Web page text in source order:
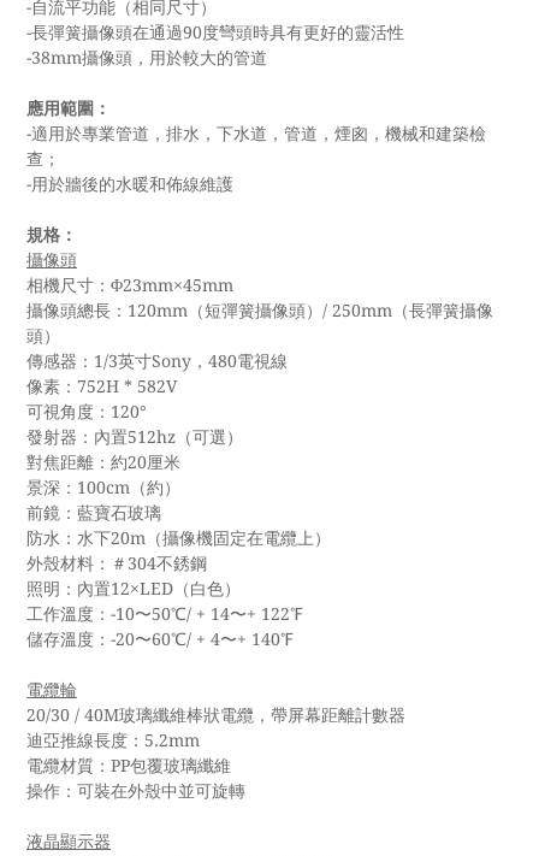
-自流平功能（相同尺寸）
-長彈簧攝像頭在通過90度彎頭時具有更好的靈活性
-38mm攝像頭，用於較大的管道
應用範圍：
-適用於專業管道，排水，下水道，管道，煙囪，機械和建築檢
查；
-用於牆後的水暖和佈線維護
規格：
攝像頭
相機尺寸：Φ23mm×45mm
攝像頭總長：120mm（短彈簧攝像頭）/ 250mm（長彈簧攝像
頭）
傳感器：1/3英寸Sony，480電視線
像素：752H * 582V
可視角度：120°
發射器：內置512hz（可選）
對焦距離：約20厘米
景深：100cm（約）
前鏡：藍寶石玻璃
防水：水下20m（攝像機固定在電纜上）
外殼材料：＃304不銹鋼
照明：內置12×LED（白色）
工作溫度：-10〜50℃/ + 14〜+ 122℉
儲存溫度：-20〜60℃/ + 4〜+ 140℉
電纜輪
20/30 / 40M玻璃纖維棒狀電纜，帶屏幕距離計數器
迪亞推線長度：5.2mm
電纜材質：PP包覆玻璃纖維
操作：可裝在外殼中並可旋轉
液晶顯示器